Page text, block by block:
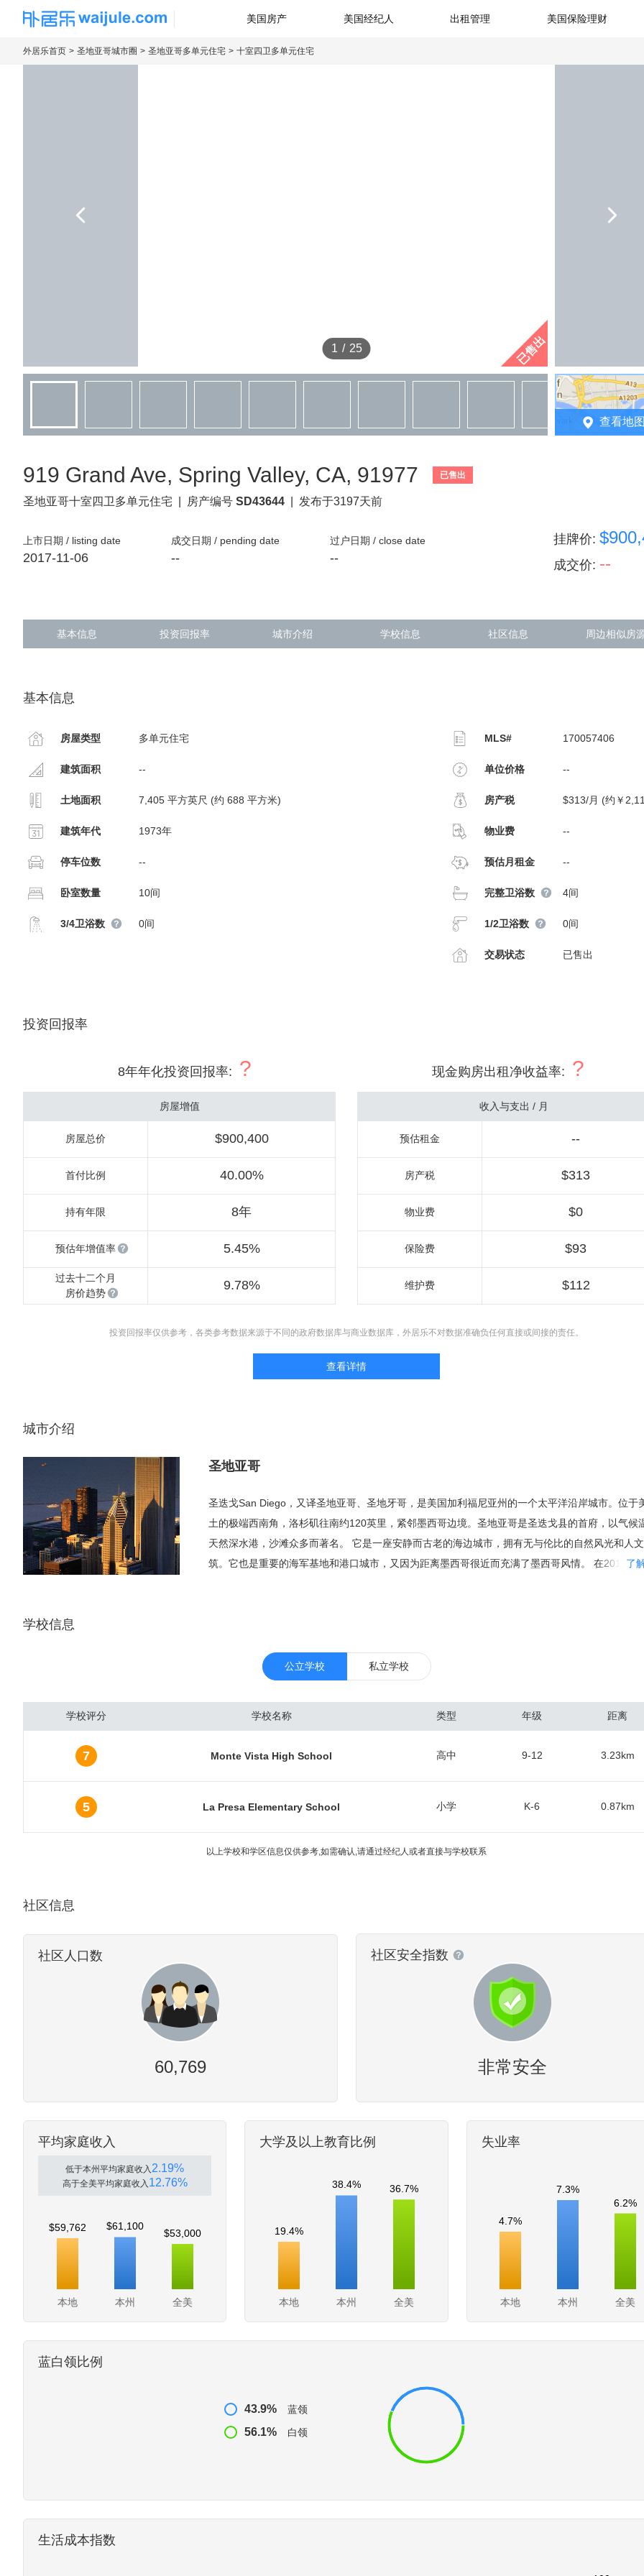
海外房产信息平台
美国房产 美国经纪人 出租管理 美国保险理财
外居乐首页 圣地亚哥城市圈 圣地亚哥多单元住宅 十室四卫多单元住宅
1 / 25 已售出
查看地图
919 Grand Ave, Spring Valley, CA, 91977 已售出
圣地亚哥十室四卫多单元住宅 房产编号 SD43644 发布于3197天前
上市日期 / listing date
2017-11-06
成交日期 / pending date
--
过户日期 / close date
--
挂牌价:
成交价: --
基本信息 投资回报率 城市介绍 学校信息 社区信息 周边相似房
基本信息
房屋类型 多单元住宅
建筑面积 --
土地面积 7,405 平方英尺 (约 688 平方米)
建筑年代 1973年
停车位数 --
卧室数量 10间
3/4卫浴数 0间
MLS# 170057406
单位价格 --
房产税 $313/月 (约￥
物业费 --
预估月租金 --
完整卫浴数 4间
1/2卫浴数 0间
交易状态 已售出
投资回报率
8年年化投资回报率: ? 现金购房出租净收益率: ?
房屋增值
房屋总价 $900,400
首付比例 40.00%
持有年限 8年
预估年增值率 5.45%
过去十二个月
房价趋势
9.78%
收入与支出 / 月
预估租金 --
房产税 $313
物业费 $0
保险费 $93
维护费 $112
投资回报率仅供参考，各类参考数据来源于不同的政府数据库与商业数据库，外居乐不对数据准确负任何直接或间接的责任。
查看详情
城市介绍
圣地亚哥
圣迭戈San Diego，又译圣地亚哥、圣地牙哥，是美国加利福尼亚州的一个太平洋沿岸城市。位于
土的极端西南角，洛杉矶往南约120英里，紧邻墨西哥边境。圣地亚哥是圣迭戈县的首府，以气候
天然深水港，沙滩众多而著名。 它是一座安静而古老的海边城市，拥有无与伦比的自然风光和人
筑。它也是重要的海军基地和港口城市，又因为距离墨西哥很近而充满了墨西哥风情。 在2015年
市政府雇员约占职工总数的1/4,其中大多数在军事基地工作。导弹和飞机制造两大工业部门，拥有
工总数的1/4,在城市经济中占重要地位。电子和造船工业发展迅速，已具相当规模。圣迭戈通信工
达，CDMA的创始者通信巨头高通公司总部位于此。另外，第二大CDMA芯片厂商VIA的研发中心
此。圣地亚哥的生物制药工业也很发达。由于加州大学圣地亚哥分校 (UCSD)及其附属的UCSD医疗
科，1981年与墨西哥边界城市蒂华纳间建成长约26公里的电车线。港口年吞吐量约 200万吨。市中
北湾畔有林德堡国际机场。终年阳光充足，气候温和宜人，为美国西海岸主要旅游、疗养地。多豪
社和游乐场所，如以展出动物品种繁多名闻世界的圣迭戈动物园和集美术馆、博物馆、剧场、花园
鲜花、水果、坚果、蔬菜、家禽和家禽制品、田间作物、蜂蜜制品等。
了
学校信息
公立学校 私立学校
学校评分 学校名称 类型 年级 距离
7 Monte Vista High School 高中 9-12 3.23km
5 La Presa Elementary School 小学 K-6 0.87km
以上学校和学区信息仅供参考,如需确认,请通过经纪人或者直接与学校联系
社区信息
社区人口数
60,769
社区安全指数
非常安全
平均家庭收入
低于本州平均家庭收入2.19%
高于全美平均家庭收入 12.76%
本地 本州 全美
$59,762 $61,100
$53,000
大学及以上教育比例
本地 本州 全美
19.4%
38.4% 36.7%
失业率
本地 本州 全美
4.7%
7.3%
6.2%
蓝白领比例
43.9% 蓝领
56.1% 白领
生活成本指数